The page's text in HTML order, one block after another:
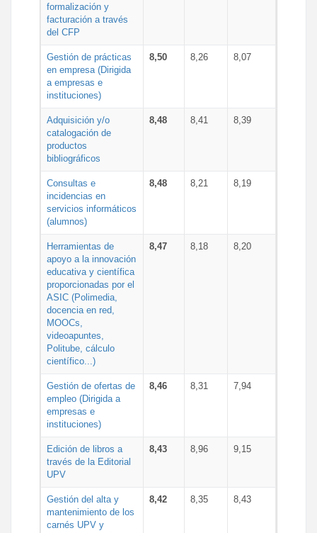
formalización y
facturación a través
del CFP
Gestión de prácticas
en empresa (Dirigida
a empresas e
instituciones)
8,50 8,26 8,07
Adquisición y/o
catalogación de
productos
bibliográficos
8,48 8,41 8,39
Consultas e
incidencias en
servicios informáticos
(alumnos)
8,48 8,21 8,19
Herramientas de
apoyo a la innovación
educativa y científica
proporcionadas por el
ASIC (Polimedia,
docencia en red,
MOOCs,
videoapuntes,
Politube, cálculo
científico...)
8,47 8,18 8,20
Gestión de ofertas de
empleo (Dirigida a
empresas e
instituciones)
8,46 8,31 7,94
Edición de libros a
través de la Editorial
UPV
8,43 8,96 9,15
Gestión del alta y
mantenimiento de los
carnés UPV y
8,42 8,35 8,43